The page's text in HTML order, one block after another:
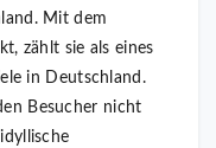
Mit dem
zählt sie als eines
in Deutschland.
Besucher nicht